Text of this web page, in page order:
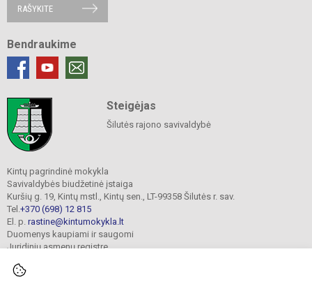
RAŠYKITE
Bendraukime
Steigėjas
Šilutės rajono savivaldybė
Kintų pagrindinė mokykla
Savivaldybės biudžetinė įstaiga
Kuršių g. 19, Kintų mstl., Kintų sen., LT-99358 Šilutės r. sav.
Tel. +370 (698) 12 815
El. p. rastine@kintumokykla.lt
Duomenys kaupiami ir saugomi
Juridinių asmenų registre